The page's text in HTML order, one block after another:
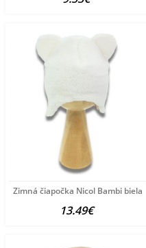
Zimná čiapočka Nicol Bambi biela
13.49€